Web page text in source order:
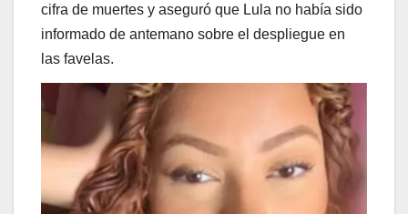
cifra de muertes y aseguró que Lula no había sido
informado de antemano sobre el despliegue en
las favelas.